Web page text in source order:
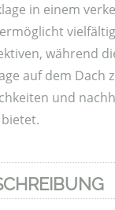
in einem
während
auf dem Dach
und